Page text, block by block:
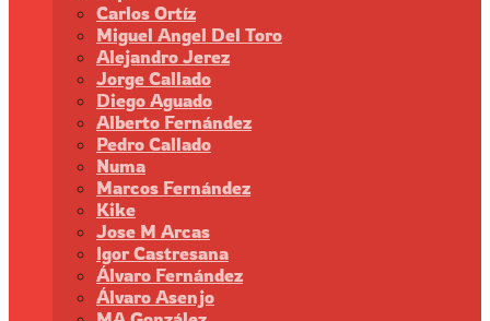
Carlos Ortíz
Miguel Angel Del Toro
Alejandro Jerez
Jorge Callado
Diego Aguado
Alberto Fernández
Pedro Callado
Numa
Marcos Fernández
Kike
Jose M Arcas
Igor Castresana
Álvaro Fernández
Álvaro Asenjo